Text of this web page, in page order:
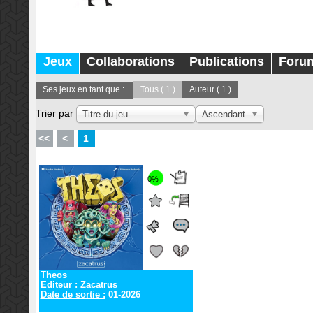
Jeux Collaborations Publications
Ses jeux en tant que : Tous( 1 ) Auteur( 1 )
Trier par Titre du jeu Ascendant
<< < 1
0%
Theos
Editeur : Zacatrus
Date de sortie : 01-2026